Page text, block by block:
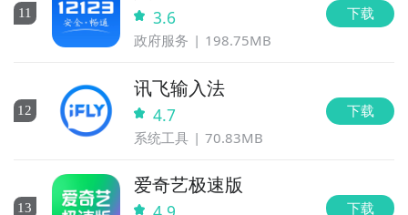
11 3.6
政府服务 198.75MB
下载
12
讯飞输入法
4.7
系统工具 70.83MB
下载
13
爱奇艺极速版
下载